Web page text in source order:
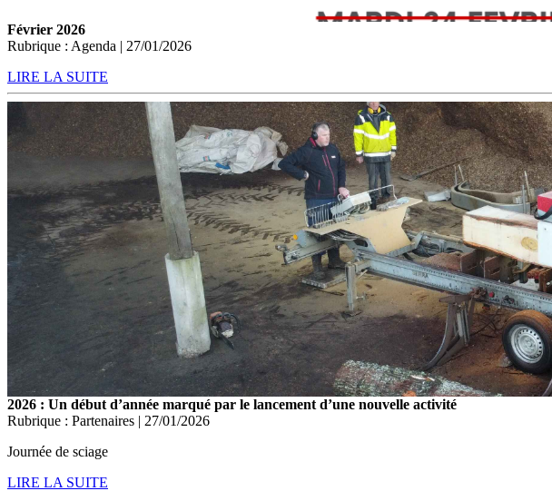
Février 2026
Rubrique : Agenda | 27/01/2026
LIRE LA SUITE
2026 : Un début d’année marqué par le lancement d’une nouvelle activité
Rubrique : Partenaires | 27/01/2026
Journée de sciage
LIRE LA SUITE